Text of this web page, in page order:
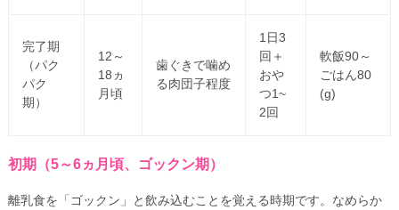
完了期
（パク
パク
期）
12～
18ヵ
月頃
歯ぐきで噛め
る肉団子程度
1日3
回＋
おや
つ1~
2回
軟飯90～
ごはん80
(g)
初期（5～6ヵ月頃、ゴックン期）
離乳食を「ゴックン」と飲み込むことを覚える時期です。なめらか